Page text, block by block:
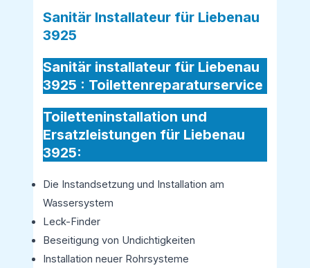
Sanitär Installateur für Liebenau
3925
Sanitär installateur für Liebenau
3925 : Toilettenreparaturservice
Toiletteninstallation und
Ersatzleistungen für Liebenau
3925:
Die Instandsetzung und Installation am
Wassersystem
Leck-Finder
Beseitigung von Undichtigkeiten
Installation neuer Rohrsysteme